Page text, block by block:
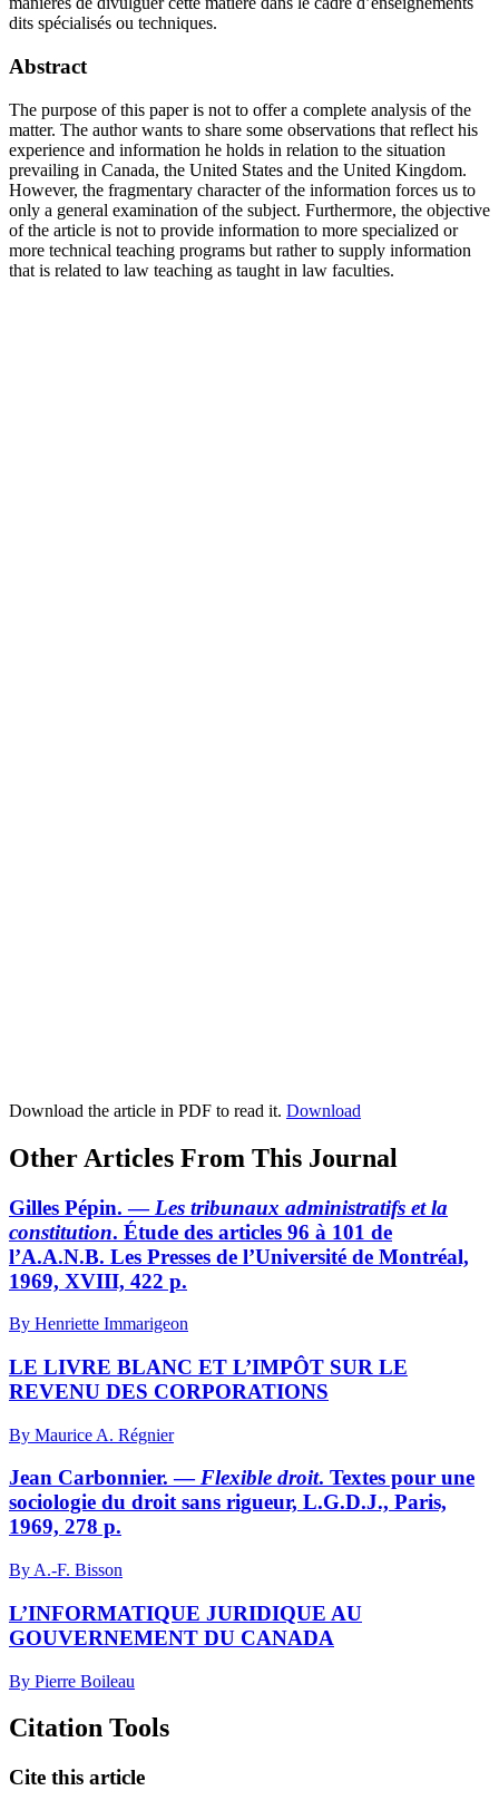
dits spécialisés ou techniques.
Abstract
The purpose of this paper is not to offer a complete analysis of the
matter. The author wants to share some observations that reflect his
experience and information he holds in relation to the situation
prevailing in Canada, the United States and the United Kingdom.
However, the fragmentary character of the information forces us to
only a general examination of the subject. Furthermore, the objective
of the article is not to provide information to more specialized or
more technical teaching programs but rather to supply information
that is related to law teaching as taught in law faculties.
Download the article in PDF to read it. Download
Other Articles From This Journal
Gilles Pépin. —Les tribunaux administratifs et la
constitution. Étude des articles 96 à 101 de
l’A.A.N.B. Les Presses de l’Université de Montréal,
1969, XVIII, 422 p.
By Henriette Immarigeon
LE LIVRE BLANC ET L’IMPÔT SUR LE
REVENU DES CORPORATIONS
By Maurice A. Régnier
Jean Carbonnier. —Flexible droit. Textes pour une
sociologie du droit sans rigueur, L.G.D.J., Paris,
1969, 278 p.
By A.-F. Bisson
L’INFORMATIQUE JURIDIQUE AU
GOUVERNEMENT DU CANADA
By Pierre Boileau
Citation Tools
Cite this article